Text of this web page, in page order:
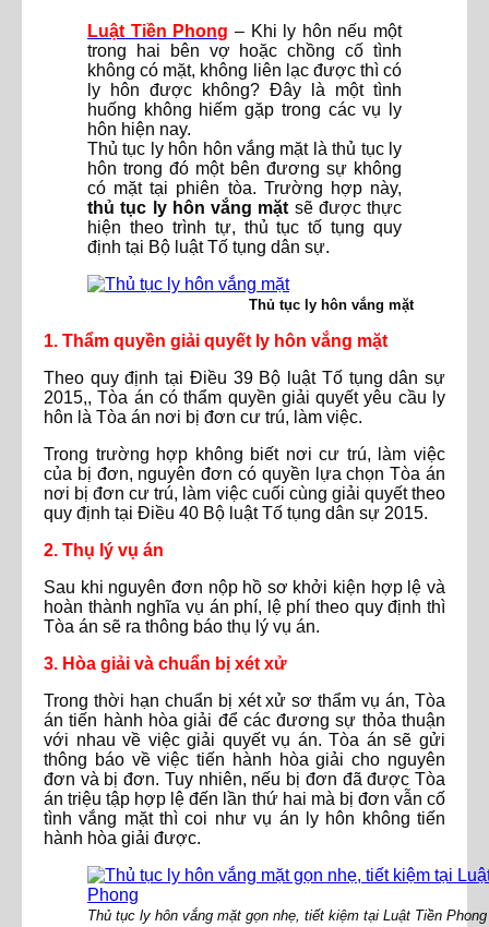
Luật Tiền Phong – Khi ly hôn nếu một
trong hai bên vợ hoặc chồng cố tình
không có mặt, không liên lạc được thì có
ly hôn được không? Đây là một tình
huống không hiếm gặp trong các vụ ly
hôn hiện nay.
Thủ tục ly hôn hôn vắng mặt là thủ tục ly
hôn trong đó một bên đương sự không
có mặt tại phiên tòa. Trường hợp này,
thủ tục ly hôn vắng mặt sẽ được thực
hiện theo trình tự, thủ tục tố tụng quy
định tại Bộ luật Tố tụng dân sự.
Thủ tục ly hôn vắng mặt
1. Thẩm quyền giải quyết ly hôn vắng mặt
Theo quy định tại Điều 39 Bộ luật Tố tụng dân sự
2015,, Tòa án có thẩm quyền giải quyết yêu cầu ly
hôn là Tòa án nơi bị đơn cư trú, làm việc.
Trong trường hợp không biết nơi cư trú, làm việc
của bị đơn, nguyên đơn có quyền lựa chọn Tòa án
nơi bị đơn cư trú, làm việc cuối cùng giải quyết theo
quy định tại Điều 40 Bộ luật Tố tụng dân sự 2015.
2. Thụ lý vụ án
Sau khi nguyên đơn nộp hồ sơ khởi kiện hợp lệ và
hoàn thành nghĩa vụ án phí, lệ phí theo quy định thì
Tòa án sẽ ra thông báo thụ lý vụ án.
3. Hòa giải và chuẩn bị xét xử
Trong thời hạn chuẩn bị xét xử sơ thẩm vụ án, Tòa
án tiến hành hòa giải để các đương sự thỏa thuận
với nhau về việc giải quyết vụ án. Tòa án sẽ gửi
thông báo về việc tiến hành hòa giải cho nguyên
đơn và bị đơn. Tuy nhiên, nếu bị đơn đã được Tòa
án triệu tập hợp lệ đến lần thứ hai mà bị đơn vẫn cố
tình vắng mặt thì coi như vụ án ly hôn không tiến
hành hòa giải được.
Thủ tục ly hôn vắng mặt gọn nhẹ, tiết kiệm tại Luật Tiền Phong